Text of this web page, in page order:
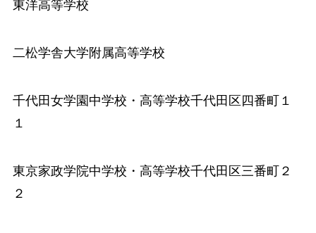
東洋高等学校
二松学舎大学附属高等学校
千代田女学園中学校 ・高等学校千代田区四番町１
１
東京家政学院中学校 ・高等学校千代田区三番町２
２